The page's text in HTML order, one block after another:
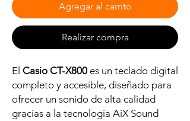
Agregar al carrito
Realizar compra
El Casio CT-X800 es un teclado digital
completo y accesible, diseñado para
ofrecer un sonido de alta calidad
gracias a la tecnología AiX Sound